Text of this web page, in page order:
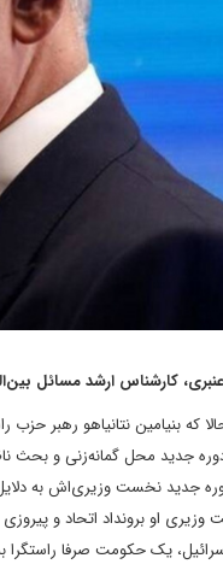
کارشناس ارشد مسائل
که بنیامین نتانیاهو رهبر
جدید محل گمانه‌زنی و بحث
جدید نخست وزیری‌اش به
وزیری او برونداد اتحاد و
یک حکومت صرفا